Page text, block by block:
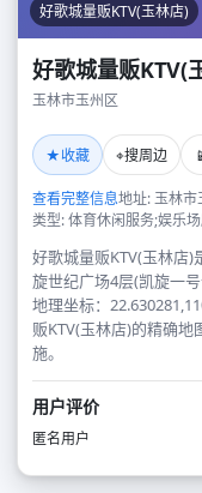
好歌城量贩KTV(玉林店)
好歌城量贩KTV(
玉林市玉州区
★收藏 ⌖搜周边 📱
查看完整信息地址: 玉林
类型: 体育休闲服务;娱乐
好歌城量贩KTV(玉林店
旋世纪广场4层(凯旋一
地理坐标：
贩KTV(玉林店)的精确
施。
用户评价
匿名用户